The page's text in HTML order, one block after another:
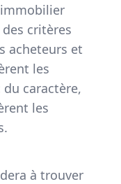
immobilier
critères
acheteurs et
les
du caractère,
les
à trouver